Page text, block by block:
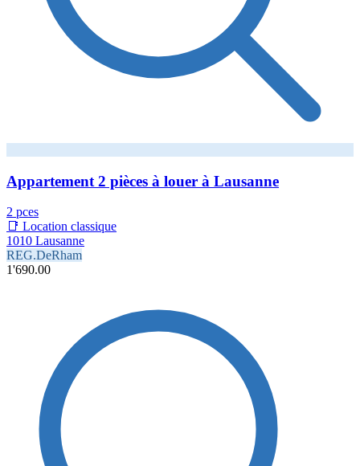
Appartement 2 pièces à louer à Lausanne
2 pces
📑 Location classique
1010 Lausanne
REG.DeRham
1'690.00